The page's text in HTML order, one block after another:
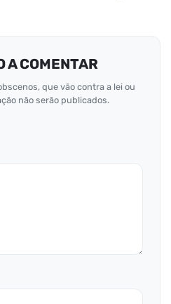
A COMENTAR
que vão contra a lei ou
não serão publicados.